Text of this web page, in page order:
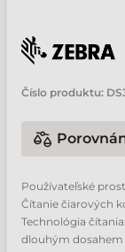
Číslo produktu:
Používateľské
Čítanie čiarových
Technológia
dlouhým dosahem